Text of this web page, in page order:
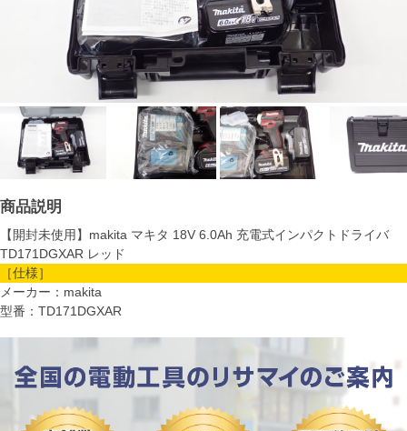
商品説明
【開封未使用】makita マキタ 18V 6.0Ah 充電式インパクトドライバ
TD171DGXAR レッド
［仕様］
メーカー：makita
型番：TD171DGXAR